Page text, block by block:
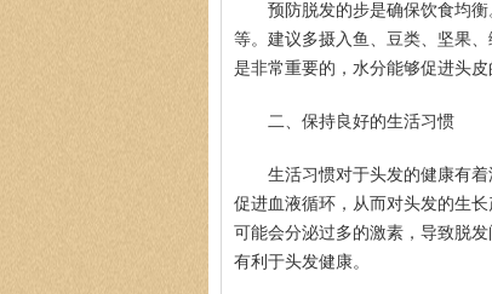
预防脱发的步是确保饮食均
等。建议多摄入鱼、豆类、坚果
是非常重要的，水分能够促进头皮
二、保持良好的生活习惯
生活习惯对于头发的健康有
促进血液循环，从而对头发的生
可能会分泌过多的激素，导致脱
有利于头发健康。